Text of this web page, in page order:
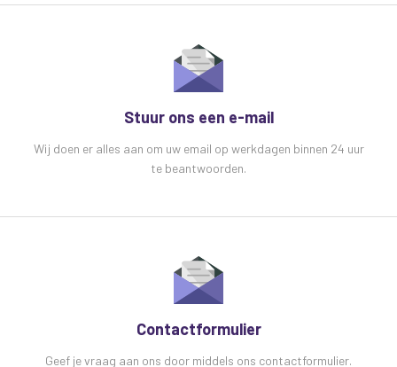
Stuur ons een e-mail
Wij doen er alles aan om uw email op werkdagen binnen 24 uur
te beantwoorden.
Contactformulier
Geef je vraag aan ons door middels ons contactformulier.